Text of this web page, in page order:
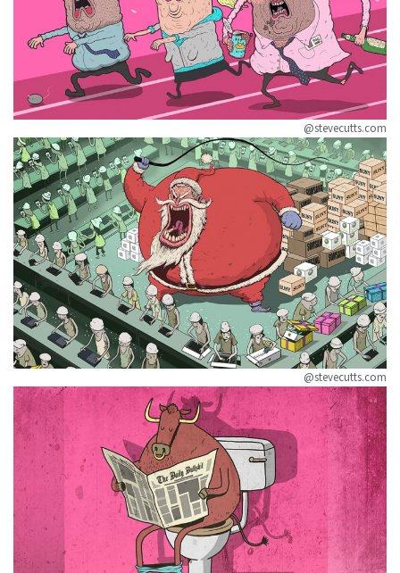
@stevecutts.com
@stevecutts.com